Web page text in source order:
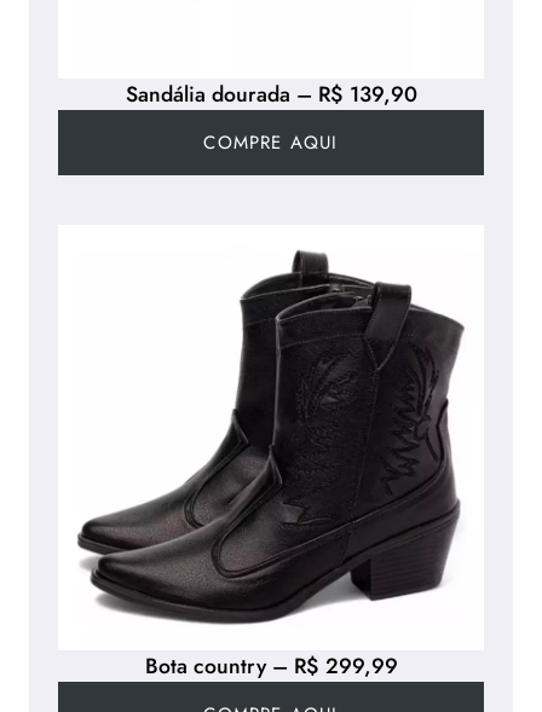
Sandália dourada – R$ 139,90
COMPRE AQUI
Bota country – R$ 299,99